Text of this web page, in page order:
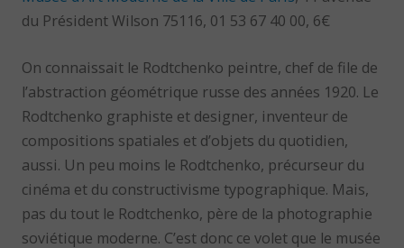
du Président Wilson 75116, 01 53 67 40 00, 6€
On connaissait le Rodtchenko peintre, chef de file de
l’abstraction géométrique russe des années 1920. Le
Rodtchenko graphiste et designer, inventeur de
compositions spatiales et d’objets du quotidien,
aussi. Un peu moins le Rodtchenko, précurseur du
cinéma et du constructivisme typographique. Mais,
pas du tout le Rodtchenko, père de la photographie
soviétique moderne. C’est donc ce volet que le musée